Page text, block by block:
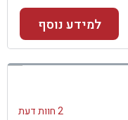
למידע נוסף
2 חוות דעת